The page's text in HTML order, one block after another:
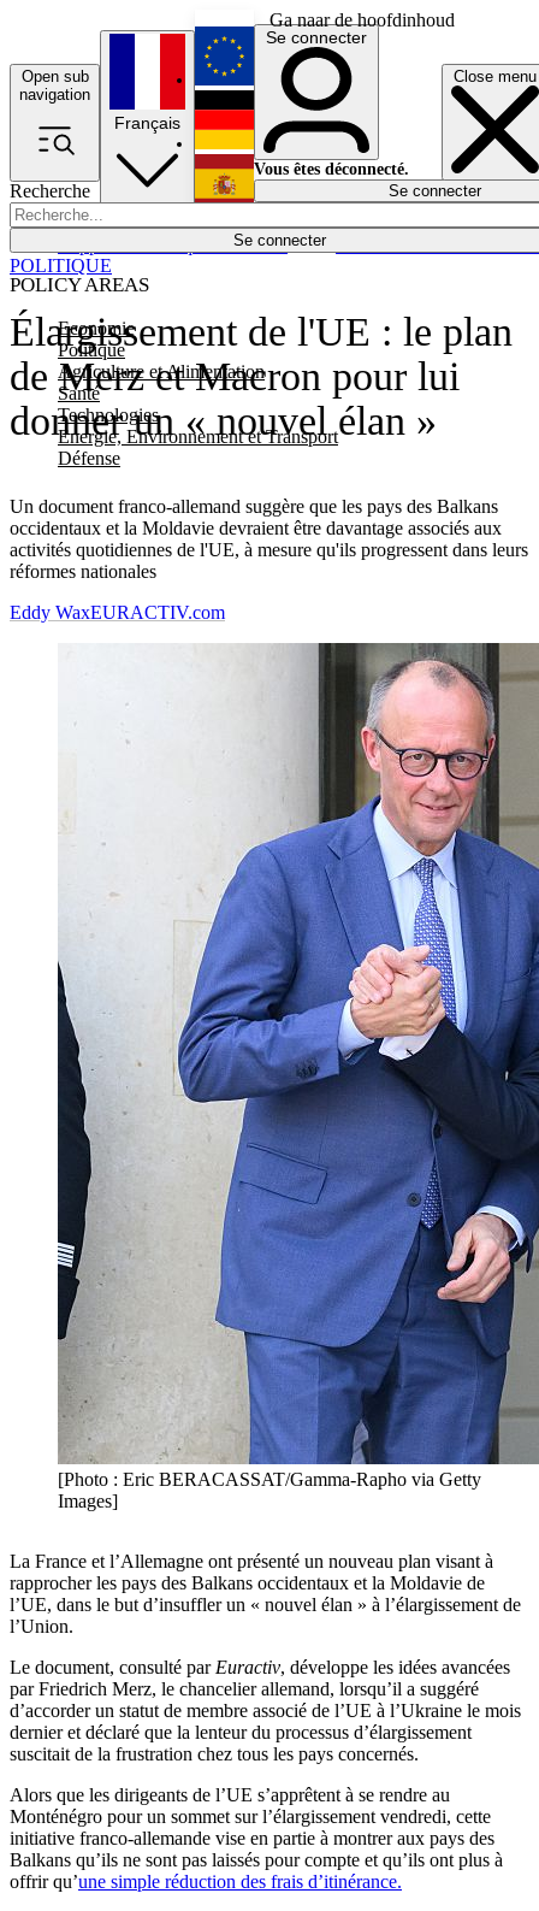
Ga naar de hoofdinhoud
Open sub
navigation
Close menu
Recherche
Se connecter
POLICY AREAS
Economie
Politique
Agriculture et Alimentation
Santé
Technologies
Energie, Environnement et Transport
Défense
Économie
Français
English
Deutsch
Español
Se connecter
Vous êtes déconnecté.
Se connecter
Élargissement de l'UE : le plan
de Merz et Macron pour lui
donner un « nouvel élan »
Un document franco-allemand suggère que les pays des Balkans
occidentaux et la Moldavie devraient être davantage associés aux
activités quotidiennes de l'UE, à mesure qu'ils progressent dans leurs
réformes nationales
POLITIQUE
Eddy WaxEURACTIV.com
[Photo : Eric BERACASSAT/Gamma-Rapho via Getty
Images]
La France et l’Allemagne ont présenté un nouveau plan visant à
rapprocher les pays des Balkans occidentaux et la Moldavie de
l’UE, dans le but d’insuffler un « nouvel élan » à l’élargissement de
l’Union.
Le document, consulté par Euractiv, développe les idées avancées
par Friedrich Merz, le chancelier allemand, lorsqu’il a suggéré
d’accorder un statut de membre associé de l’UE à l’Ukraine le mois
dernier et déclaré que la lenteur du processus d’élargissement
suscitait de la frustration chez tous les pays concernés.
Alors que les dirigeants de l’UE s’apprêtent à se rendre au
Monténégro pour un sommet sur l’élargissement vendredi, cette
initiative franco-allemande vise en partie à montrer aux pays des
Balkans qu’ils ne sont pas laissés pour compte et qu’ils ont plus à
offrir qu’une simple réduction des frais d’itinérance.